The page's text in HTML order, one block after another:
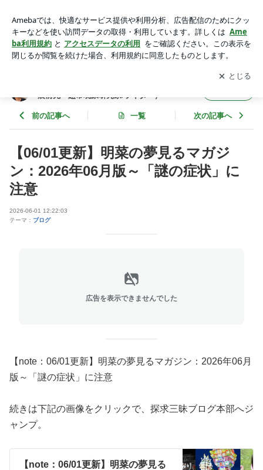
症状」に注意 | 探求三昧ブログAmeba支部 by 百瀬直也（地震
前兆・超常現象研究家/ライター）
アプリをダウンロードして ブログの更新通知
を受け取りまし
ょう。
開く
震前兆・超常現象研究家/ライター）
前の記事へ 一覧 次の記事へ
【06/01更新】明菜の夢見るマガジ
ン：2026年06月版～「謎の症状」に
注意
2026-06-01 12:22:03
テーマ： ブログ
広告を表示できませんでした
【note：06/01更新】明菜の夢見るマガジン：2026年06月
版～「謎の症状」に注意
続きは下記の画像をクリックで、探求三昧ブログ本部へジ
ャンプ。
【note：06/01更新】明菜の夢見る